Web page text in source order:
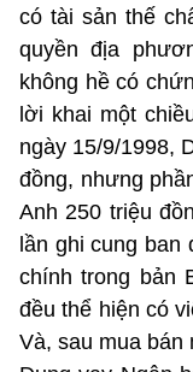
có tài sản thế
quyền địa
không hề có
lời khai một
ngày 15/9/1998,
đồng, nhưng
Anh 250 triệu
lần ghi cung ban
chính trong bản
đều thể hiện có
Và, sau mua bán